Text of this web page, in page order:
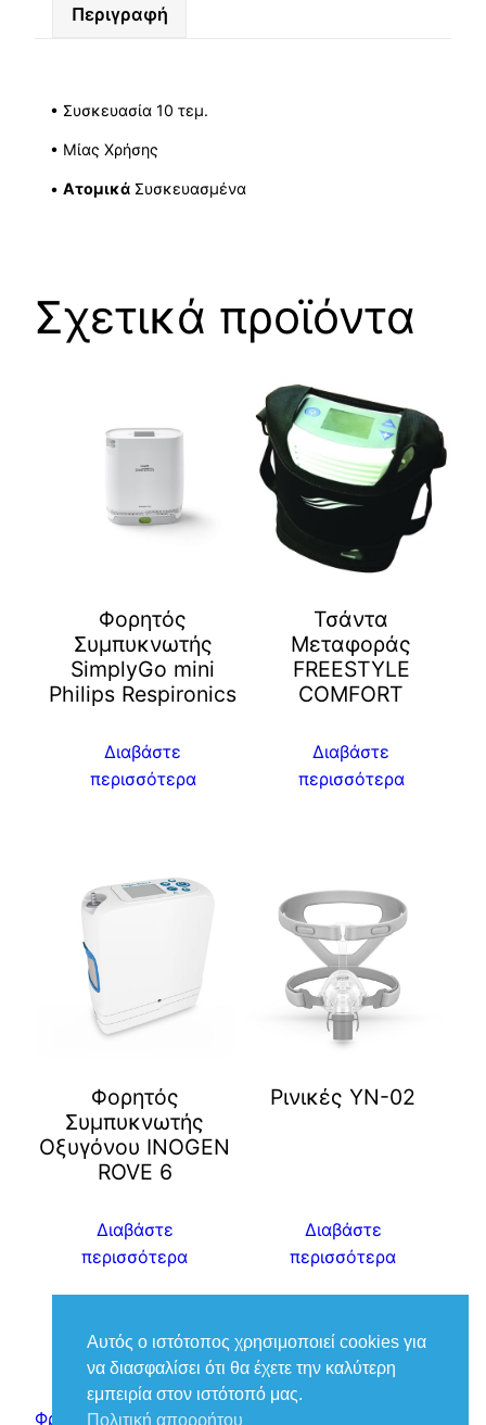
Περιγραφή
• Συσκευασία 10 τεμ.
• Μίας Χρήσης
•Ατομικά Συσκευασμένα
Σχετικά προϊόντα
Φορητός
Συμπυκνωτής
SimplyGo mini
Philips Respironics
Διαβάστε
περισσότερα
Τσάντα
Μεταφοράς
FREESTYLE
COMFORT
Διαβάστε
περισσότερα
Φορητός
Συμπυκνωτής
Οξυγόνου INOGEN
ROVE 6
Διαβάστε
περισσότερα
Ρινικές YN-02
Διαβάστε
περισσότερα
Φροντίδα Ιατρικά – Βούκιας Βασίλειος
Αυτός ο ιστότοπος χρησιμοποιεί cookies για
να διασφαλίσει ότι θα έχετε την καλύτερη
εμπειρία στον ιστότοπό μας.
Πολιτική απορρήτου